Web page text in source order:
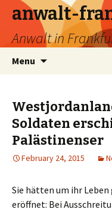
anwalt-
Anwalt in
Menu
Soldaten
Palästinenser
February 24, 2015
Sie hätten um ihr
eröffnet: Bei